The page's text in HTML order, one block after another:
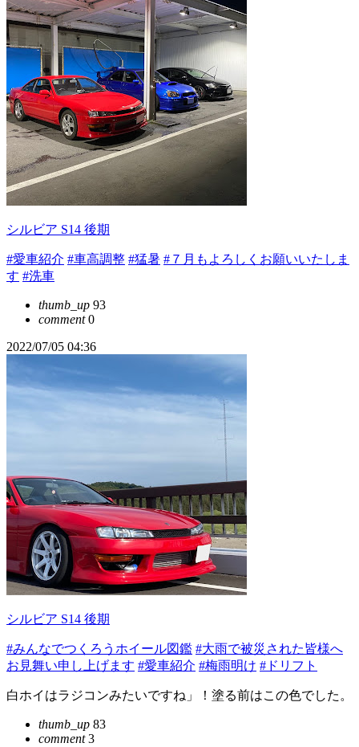
シルビア S14 後期
#愛車紹介 #車高調整 #猛暑 #７月もよろしくお願いいたしま
す #洗車
thumb_up 93
comment0
2022/07/05 04:36
シルビア S14 後期
#みんなでつくろうホイール図鑑 #大雨で被災された皆様へ
お見舞い申し上げます #愛車紹介 #梅雨明け #ドリフト
白ホイはラジコンみたいですね」！塗る前はこの色でした。
thumb_up 83
comment3